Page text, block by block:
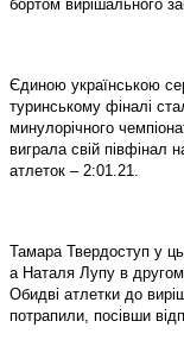
бортом вирішального
Єдиною українською
туринському фіналі
минулорічного
виграла свій півфінал
атлеток – 2:01.21.
Тамара Твердоступ у
а Наталя Лупу в
Обидві атлетки до
потрапили, посівши